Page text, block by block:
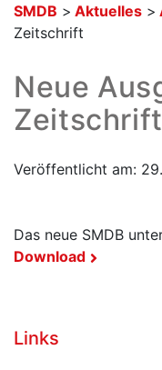
SMDB > Aktuelles >
Zeitschrift
Neue
Zeitschrift
Veröffentlicht am:
Das neue SMDB
Download
Links